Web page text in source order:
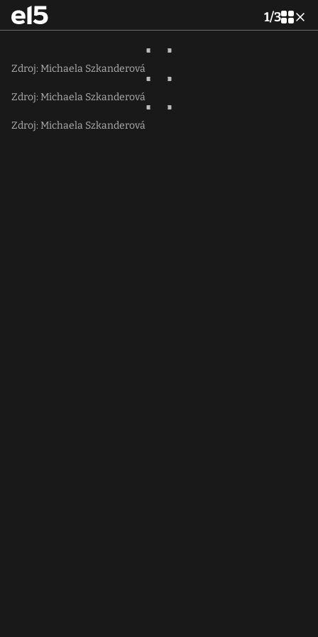
1/3
Zdroj: Michaela Szkanderová
Zdroj: Michaela Szkanderová
Zdroj: Michaela Szkanderová